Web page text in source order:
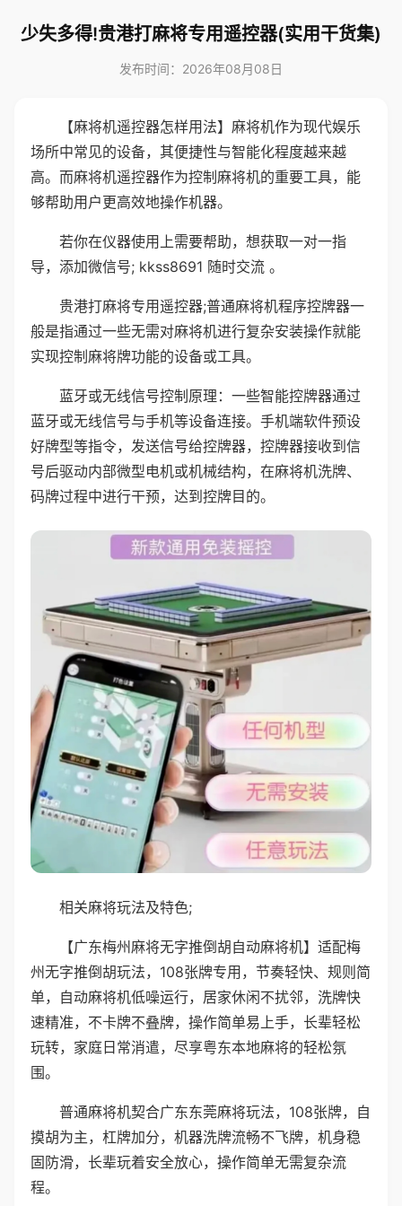
少失多得!贵港打麻将专用遥控器(实用干货集)
发布时间：2026年08月08日
【麻将机遥控器怎样用法】麻将机作为现代娱乐
场所中常见的设备，其便捷性与智能化程度越来越
高。而麻将机遥控器作为控制麻将机的重要工具，能
够帮助用户更高效地操作机器。
若你在仪器使用上需要帮助，想获取一对一指
导，添加微信号; kkss8691 随时交流 。
贵港打麻将专用遥控器;普通麻将机程序控牌器一
般是指通过一些无需对麻将机进行复杂安装操作就能
实现控制麻将牌功能的设备或工具。
蓝牙或无线信号控制原理：一些智能控牌器通过
蓝牙或无线信号与手机等设备连接。手机端软件预设
好牌型等指令，发送信号给控牌器，控牌器接收到信
号后驱动内部微型电机或机械结构，在麻将机洗牌、
码牌过程中进行干预，达到控牌目的。
相关麻将玩法及特色;
【广东梅州麻将无字推倒胡自动麻将机】适配梅
州无字推倒胡玩法，108张牌专用，节奏轻快、规则简
单，自动麻将机低噪运行，居家休闲不扰邻，洗牌快
速精准，不卡牌不叠牌，操作简单易上手，长辈轻松
玩转，家庭日常消遣，尽享粤东本地麻将的轻松氛
围。
普通麻将机契合广东东莞麻将玩法，108张牌，自
摸胡为主，杠牌加分，机器洗牌流畅不飞牌，机身稳
固防滑，长辈玩着安全放心，操作简单无需复杂流
程。